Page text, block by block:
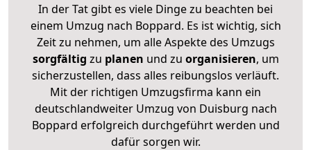
In der Tat gibt es viele Dinge zu beachten bei
einem Umzug nach Boppard. Es ist wichtig, sich
Zeit zu nehmen, um alle Aspekte des Umzugs
sorgfältig zu planen und zu organisieren, um
sicherzustellen, dass alles reibungslos verläuft.
Mit der richtigen Umzugsfirma kann ein
deutschlandweiter Umzug von Duisburg nach
Boppard erfolgreich durchgeführt werden und
dafür sorgen wir.